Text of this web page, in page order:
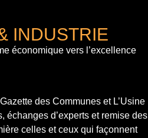
INDUSTRIE
économique vers l’excellence
des Communes et L’Usine
échanges d’experts et remise des
celles et ceux qui façonnent